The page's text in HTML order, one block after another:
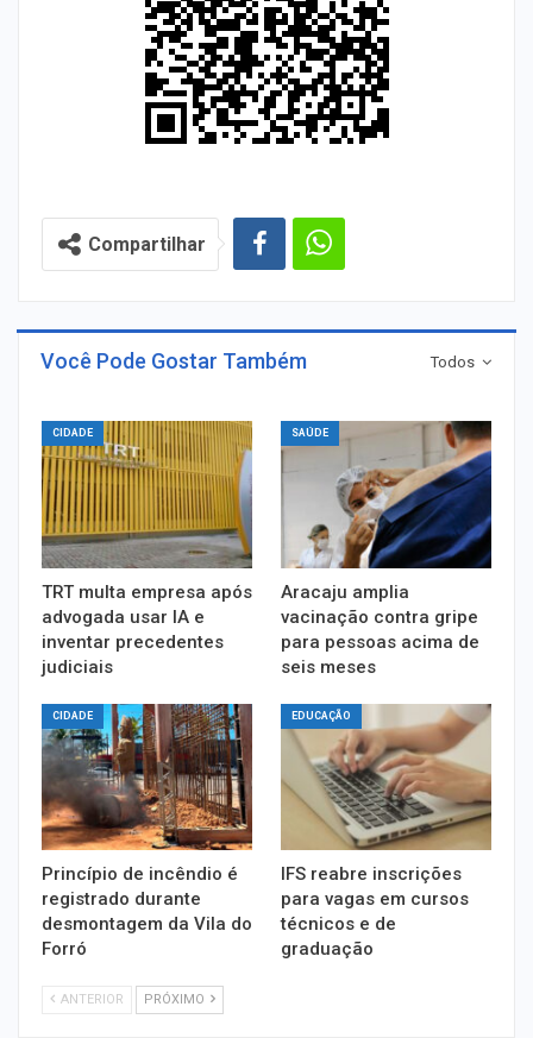
Compartilhar
Todos
Você Pode Gostar Também
CIDADE
TRT multa empresa após
advogada usar IA e
inventar precedentes
judiciais
SAÚDE
Aracaju amplia
vacinação contra gripe
para pessoas acima de
seis meses
CIDADE
Princípio de incêndio é
registrado durante
desmontagem da Vila do
Forró
EDUCAÇÃO
IFS reabre inscrições
para vagas em cursos
técnicos e de
graduação
ANTERIOR PRÓXIMO